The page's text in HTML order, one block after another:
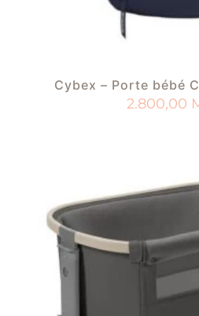
Cybex – Porte bébé
2.800,00